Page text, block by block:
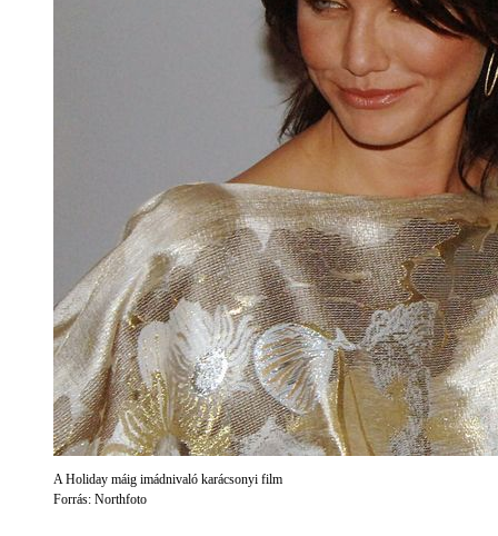
A Holiday máig imádnivaló karácsonyi film
Forrás: Northfoto